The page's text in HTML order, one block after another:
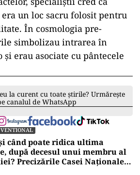
era un loc sacru folosit pentru
În cosmologia pre-
simbolizau intrarea în
erau asociate cu pântecele
la curent cu toate știrile? Urmărește
canalul de WhatsApp
când poate ridica ultima
după decesul unui membru al
Precizările Casei Naționale